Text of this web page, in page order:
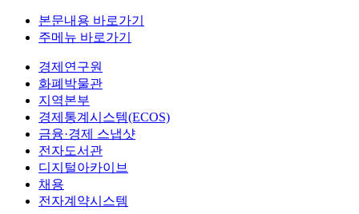
본문내용 바로가기
주메뉴 바로가기
경제연구원
화폐박물관
지역본부
경제통계시스템(ECOS)
금융·경제 스냅샷
전자도서관
디지털아카이브
채용
전자계약시스템